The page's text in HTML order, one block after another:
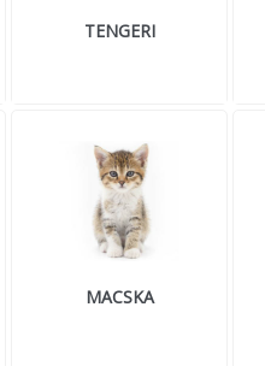
TENGERI
MACSKA